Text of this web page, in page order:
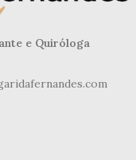
e Quiróloga